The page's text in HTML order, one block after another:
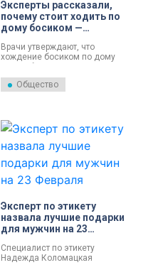
Эксперты рассказали,
почему стоит ходить по
дому босиком —
людям
Врачи утверждают, что
хождение босиком по дому
может быть полезно для
здоровья, особенно для
пожилых людей.
Общество
Эксперт по этикету
назвала лучшие подарки
для мужчин на 23
Специалист по этикету
Надежда Коломацкая